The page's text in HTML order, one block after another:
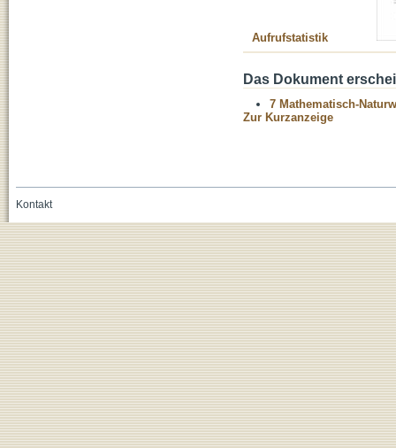
Aufrufstatistik
Das Dokument
7 Mathematisch-
Zur Kurzanzeige
Kontakt